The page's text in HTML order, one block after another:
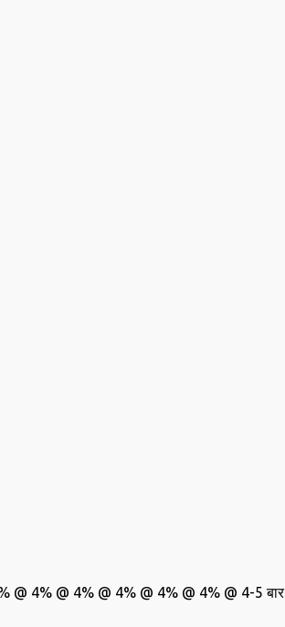
@ 4% @ 4% @ 4% @ 4% @ 4% @ 4-5 बार